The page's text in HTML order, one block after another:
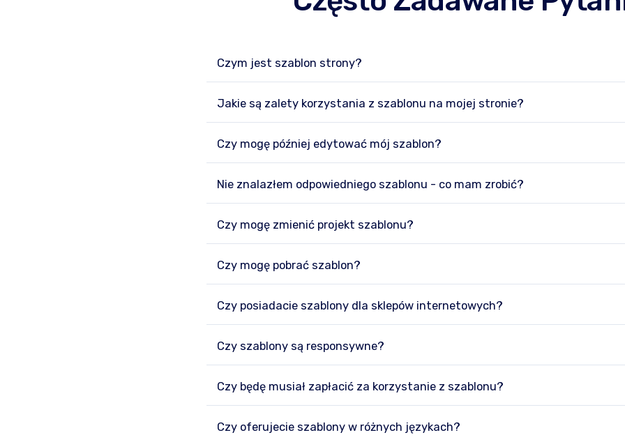
Czym jest szablon strony?
Jakie są zalety korzystania z szablonu na mojej stronie?
Czy mogę później edytować mój szablon?
Nie znalazłem odpowiedniego szablonu - co mam zrobić?
Czy mogę zmienić projekt szablonu?
Czy mogę pobrać szablon?
Czy posiadacie szablony dla sklepów internetowych?
Czy szablony są responsywne?
Czy będę musiał zapłacić za korzystanie z szablonu?
Czy oferujecie szablony w różnych językach?